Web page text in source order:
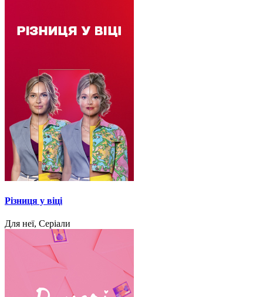
Різниця у віці
Для неї, Серіали